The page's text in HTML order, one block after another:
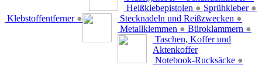
Heißklebepistolen ● Sprühkleber ●
Klebstoffentferner ● Stecknadeln und Reißzwecken ●
Metallklemmen ● Büroklammern ●
Taschen, Koffer und
Aktenkoffer
Notebook-Rucksäcke ●